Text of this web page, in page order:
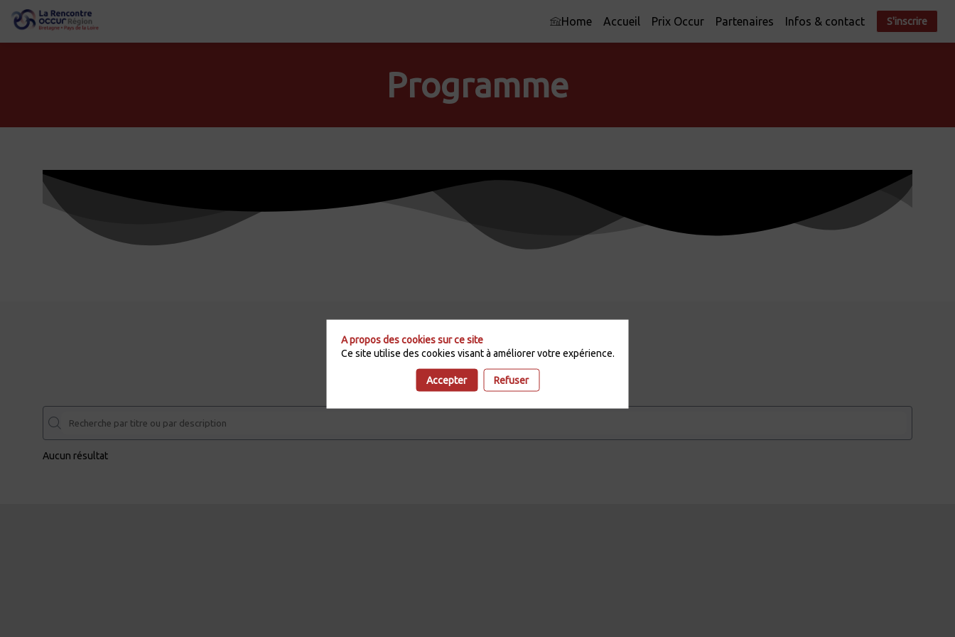
Home Accueil Prix Occur Partenaires Infos & contact S'inscrire
Programme
Toutes les
Sessions
Aucun résultat
A propos des cookies sur ce site
Ce site utilise des cookies visant à améliorer votre expérience.
Accepter Refuser